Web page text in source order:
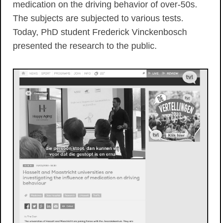
medication on the driving behavior of over-50s.
The subjects are subjected to various tests.
Today, PhD student Frederick Vinckenbosch
presented the research to the public.